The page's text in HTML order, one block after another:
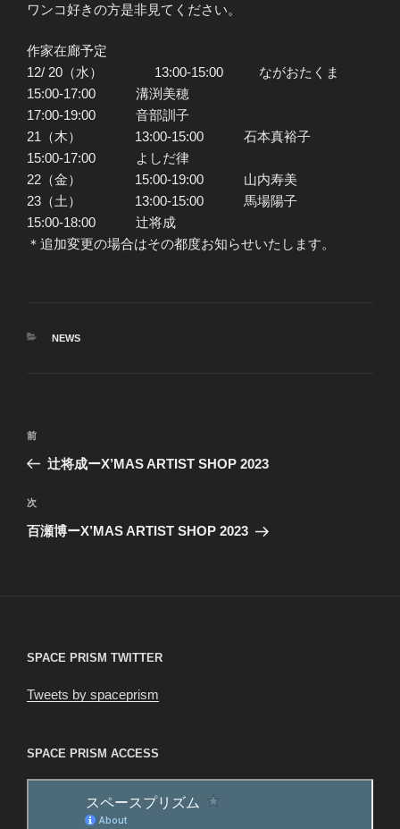
ワンコ好きの方是非見てください。
作家在廊予定
12/ 20（水） 13:00-15:00 ながおたくま
15:00-17:00 溝渕美穂
17:00-19:00 音部訓子
21（木） 13:00-15:00 石本真裕子
15:00-17:00 よしだ律
22（金） 15:00-19:00 山内寿美
23（土） 13:00-15:00 馬場陽子
15:00-18:00 辻将成
＊追加変更の場合はその都度お知らせいたします。
カ
NEWS
投
ビ
ゲ
前
の
稿
前
辻将成ーX’MAS ARTIST SHOP 2023
次
の
次
百瀬博ーX’MAS ARTIST SHOP 2023
SPACE PRISM TWITTER
Tweets by spaceprism
SPACE PRISM ACCESS